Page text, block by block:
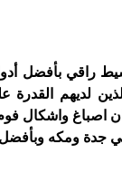
راقي بأفضل
لديهم القدرة
اصباغ
جدة ومكه